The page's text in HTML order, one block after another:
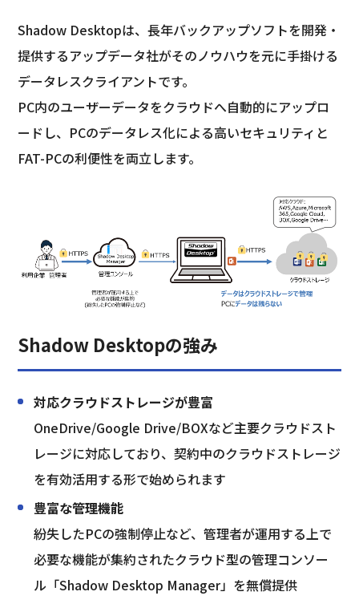
Shadow Desktopは、長年バックアップソフトを開発・
提供するアップデータ社がそのノウハウを元に手掛ける
データレスクライアントです。
PC内のユーザーデータをクラウドへ自動的にアップロ
ードし、PCのデータレス化による高いセキュリティと
FAT-PCの利便性を両立します。
Shadow Desktopの強み
対応クラウドストレージが豊富
OneDrive/Google Drive/BOXなど主要クラウドスト
レージに対応しており、契約中のクラウドストレージ
を有効活用する形で始められます
豊富な管理機能
紛失したPCの強制停止など、管理者が運用する上で
必要な機能が集約されたクラウド型の管理コンソー
ル「Shadow Desktop Manager」を無償提供